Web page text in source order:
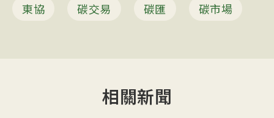
東協 碳交易 碳匯 碳市場
相關新聞